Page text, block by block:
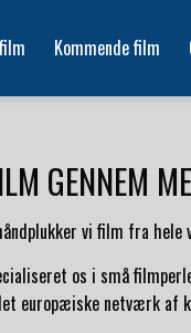
Kommende film
GENNEM
vi film fra
os i små
europæiske netværk af